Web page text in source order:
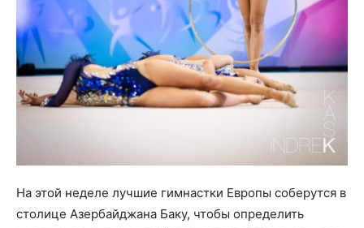
На этой неделе лучшие гимнастки Европы соберутся в
столице Азербайджана Баку, чтобы определить